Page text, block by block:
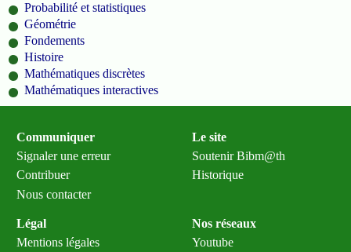
Probabilité et statistiques
Géométrie
Fondements
Histoire
Mathématiques discrètes
Mathématiques interactives
Communiquer
Signaler une erreur
Contribuer
Nous contacter
Le site
Soutenir Bibm@th
Historique
Légal
Mentions légales
Nos réseaux
Youtube